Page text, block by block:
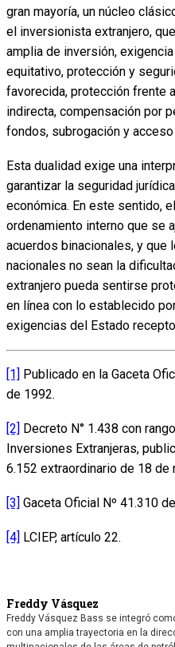
gran mayoría, un núcleo
el inversionista extranjero,
amplia de inversión,
equitativo, protección y
favorecida, protección frente
indirecta, compensación por
fondos, subrogación y
Esta dualidad exige una
garantizar la seguridad
económica. En este sentido,
ordenamiento interno que se
acuerdos binacionales, y
nacionales no sean la
extranjero pueda sentirse
en línea con lo establecido
exigencias del Estado
[1] Publicado en la Gaceta
de 1992.
[2] Decreto N° 1.438 con
Inversiones Extranjeras,
6.152 extraordinario de 18 de
[3] Gaceta Oficial Nº 41.310
[4] LCIEP, artículo 22.
Freddy Vásquez
Freddy Vásquez Bass se integró
con una amplia trayectoria en la